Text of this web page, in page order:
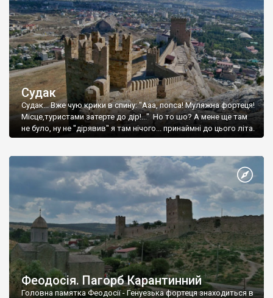
Судак
Судак... Вже чую крики в спину: "Ааа, попса! Муляжна фортеця!
Місце,туристами затерте до дір!..." Но то шо? А мене ще там
не було, ну не "дірявив" я там нічого... принаймні до цього літа.
Феодосія. Пагорб Карантинний
Головна памятка Феодосії - Генуезька фортеця знаходиться в